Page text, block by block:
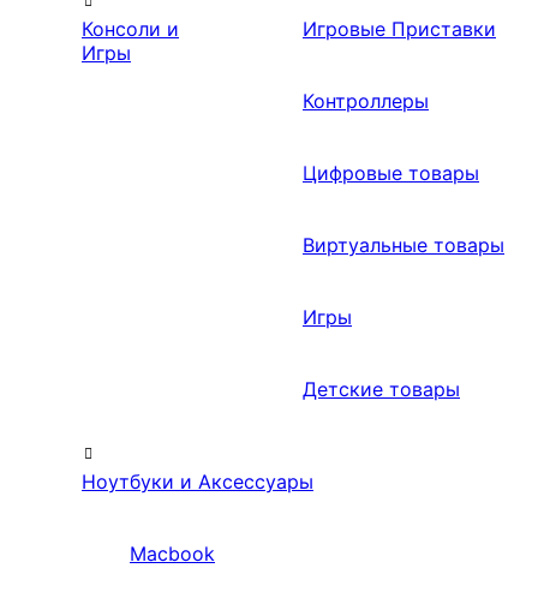
Консоли и
Игры
Игровые Приставки
Контроллеры
Цифровые товары
Виртуальные товары
Игры
Детские товары
Ноутбуки и Аксессуары
Macbook